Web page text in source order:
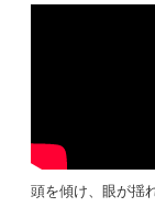
頭を傾け、眼が揺